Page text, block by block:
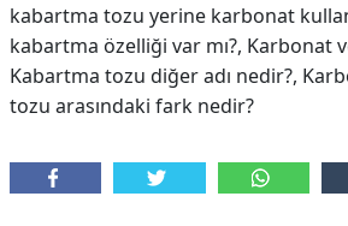
kabartma tozu yerine karbonat
kabartma özelliği var mı?, Karbonat
Kabartma tozu diğer adı nedir?,
tozu arasındaki fark nedir?